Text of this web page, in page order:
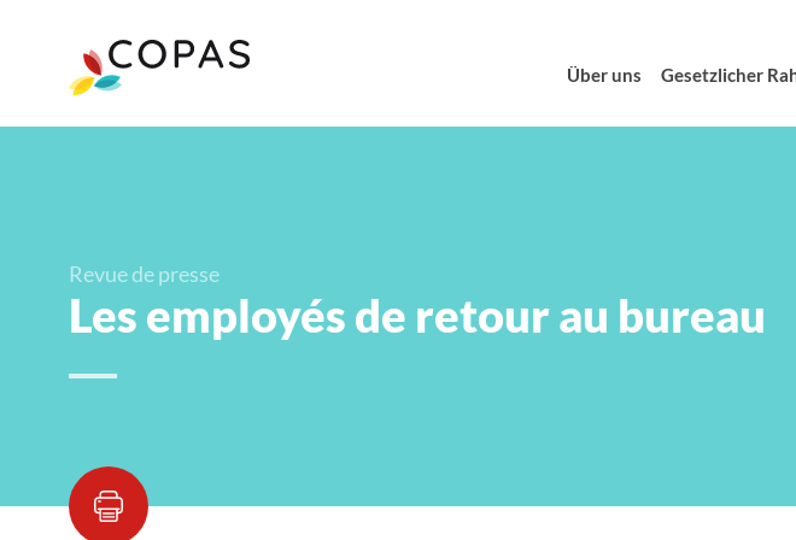
Über uns Gesetzlicher
Revue de presse
Les employés de retour au bureau